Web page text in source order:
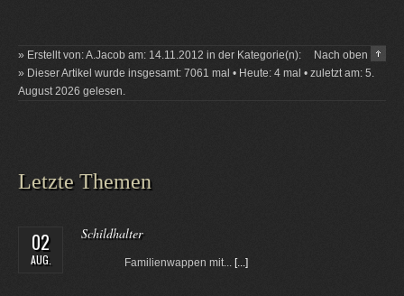
Nach oben
» Erstellt von: A.Jacob am: 14.11.2012 in der Kategorie(n):
» Dieser Artikel wurde insgesamt: 7061 mal • Heute: 4 mal • zuletzt am: 5.
August 2026 gelesen.
Letzte Themen
02
AUG.
Schildhalter
Familienwappen mit... [...]